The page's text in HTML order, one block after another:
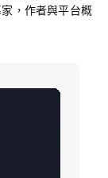
，作者與平台概